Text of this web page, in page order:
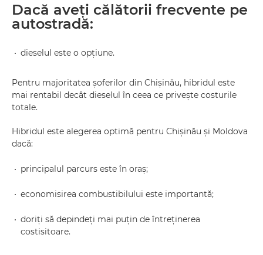
Dacă aveți călătorii frecvente pe
autostradă:
dieselul este o opțiune.
Pentru majoritatea șoferilor din Chișinău, hibridul este
mai rentabil decât dieselul în ceea ce privește costurile
totale.
Hibridul este alegerea optimă pentru Chișinău și Moldova
dacă:
principalul parcurs este în oraș;
economisirea combustibilului este importantă;
doriți să depindeți mai puțin de întreținerea
costisitoare.